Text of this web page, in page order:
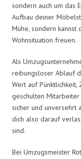
sondern auch um das
Aufbau deiner
Mühe, sondern kannst
Wohnsituation freuen.
Als
reibungsloser Ablauf
Wert auf
geschulten
sicher und unversehrt
dich also darauf
sind.
Bei Umzugsmeister